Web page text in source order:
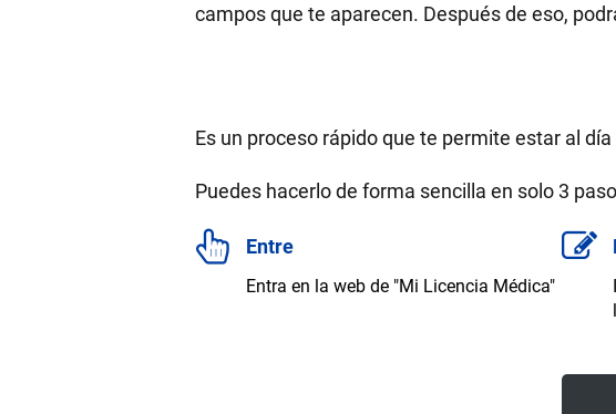
campos que te aparecen. Después de eso,
Es un proceso rápido que te permite estar al
Puedes hacerlo de forma sencilla en solo 3
Entre
Entra en la web de "Mi Licencia Médica"